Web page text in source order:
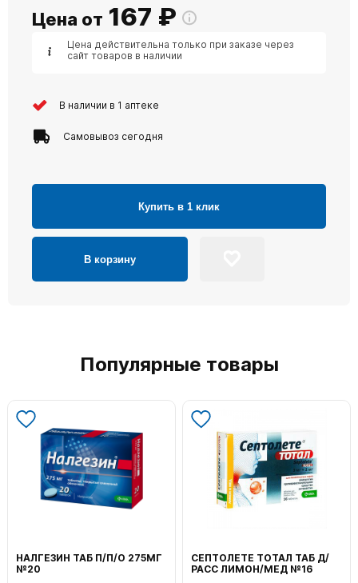
Цена от 167 ₽
Цена действительна только при заказе через
сайт товаров в наличии
В наличии в 1 аптеке
Самовывоз сегодня
Купить в 1 клик
В корзину
Популярные товары
НАЛГЕЗИН ТАБ П/П/О 275МГ
№20
СЕПТОЛЕТЕ ТОТАЛ ТАБ Д/
РАСС ЛИМОН/МЕД №16